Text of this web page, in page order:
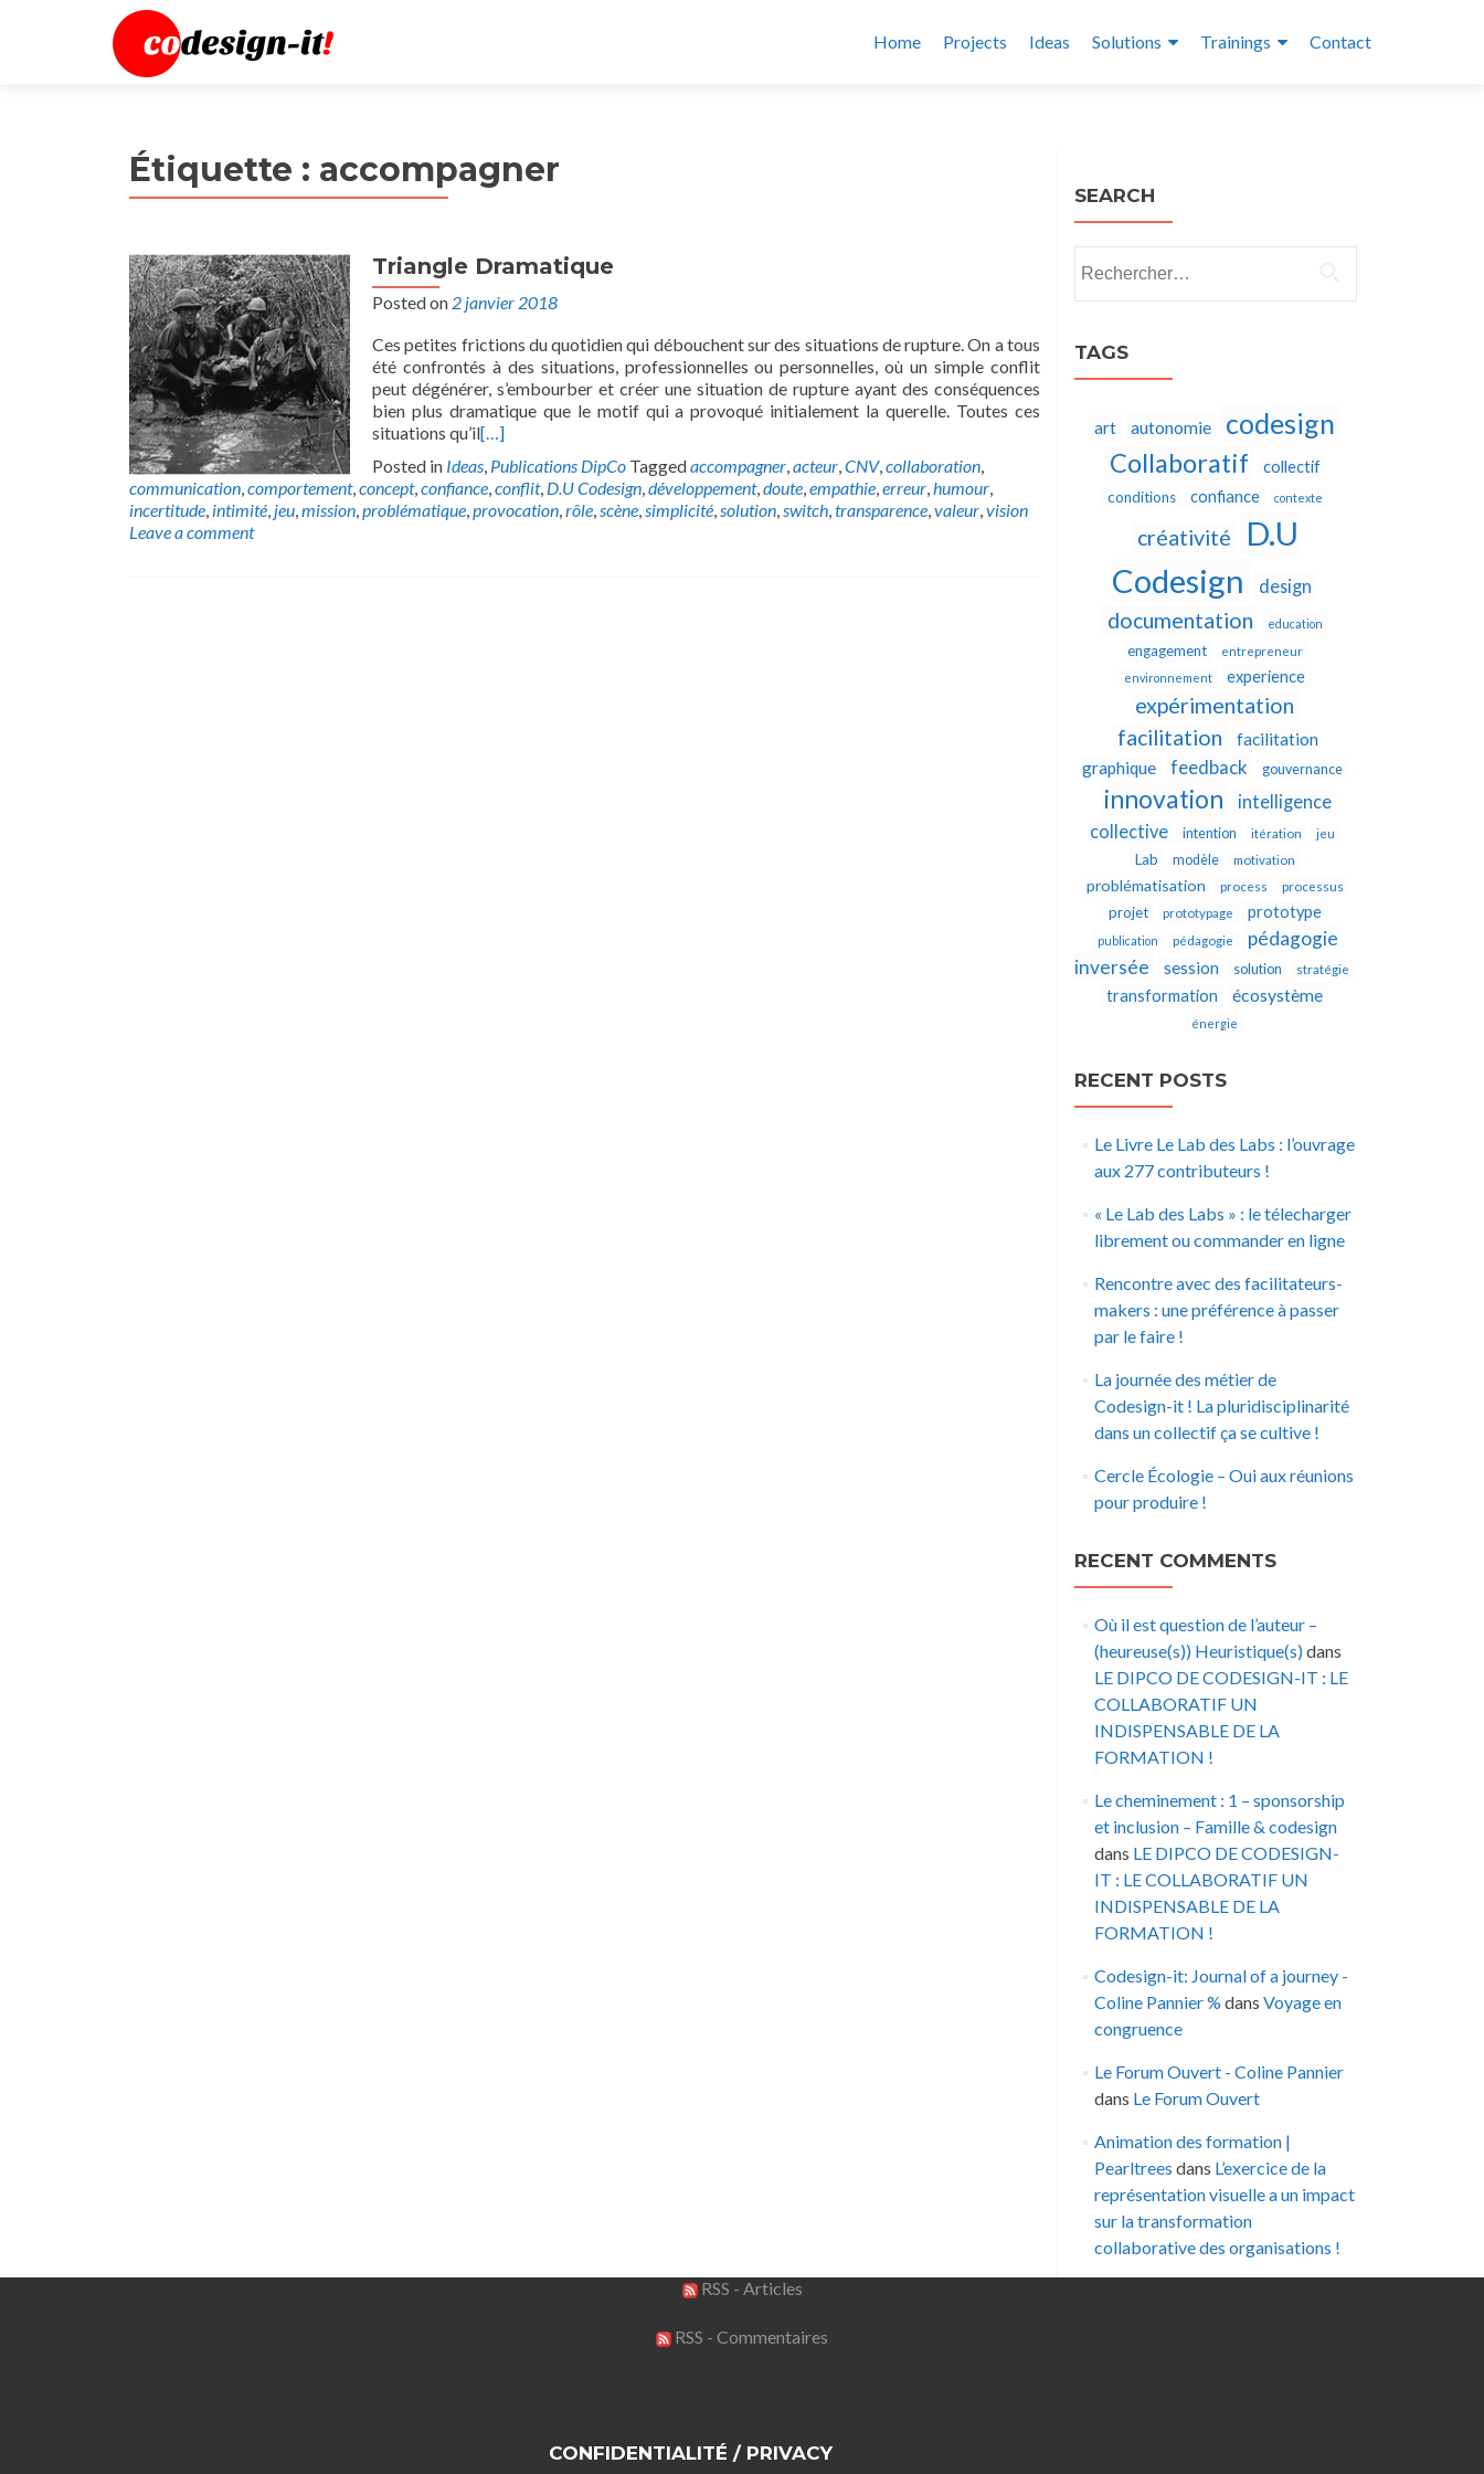
Home Projects Ideas Solutions Trainings Contact
Étiquette : accompagner
Triangle Dramatique
Posted on 2 janvier 2018
Ces petites frictions du quotidien qui débouchent sur des situations de rupture. On a tous
été confrontés à des situations, professionnelles ou personnelles, où un simple conflit
peut dégénérer, s’embourber et créer une situation de rupture ayant des conséquences
bien plus dramatique que le motif qui a provoqué initialement la querelle. Toutes ces
situations qu’il[…]
Posted in Ideas, Publications DipCo Taggedaccompagner,acteur,CNV,collaboration,
communication,comportement,concept,confiance,conflit, D.U Codesign,développement,doute,empathie,erreur,humour,
incertitude, intimité, jeu,mission,problématique,provocation,rôle,scène,simplicité,solution,switch,transparence,valeur,vision
Leave a comment
SEARCH
TAGS
art autonomie codesign
Collaboratif collectif
conditions confiance contexte
créativité
D.U
Codesign
design
documentation education
engagement
entrepreneur
environnement
experience
expérimentation
facilitation
facilitation
graphique
feedback gouvernance
innovation
intelligence
collective
intention itération jeu
Lab modèle motivation
problématisation process processus
projet prototypage prototype
publication pédagogie
pédagogie
inversée
session solution stratégie
transformation écosystème
énergie
RECENT POSTS
Le Livre Le Lab des Labs : l’ouvrage
aux 277 contributeurs !
« Le Lab des Labs » : le télecharger
librement ou commander en ligne
Rencontre avec des facilitateurs-
makers : une préférence à passer
par le faire !
La journée des métier de
Codesign-it ! La pluridisciplinarité
dans un collectif ça se cultive !
Cercle Écologie – Oui aux réunions
pour produire !
RECENT COMMENTS
Où il est question de l’auteur –
(heureuse(s)) Heuristique(s)dans
LE DIPCO DE CODESIGN-IT : LE
COLLABORATIF UN
INDISPENSABLE DE LA
FORMATION !
Le cheminement : 1 – sponsorship
et inclusion – Famille & codesign
dans LE DIPCO DE CODESIGN-
IT : LE COLLABORATIF UN
INDISPENSABLE DE LA
FORMATION !
Codesign-it: Journal of a journey -
Coline Pannier % dans Voyage en
congruence
Le Forum Ouvert - Coline Pannier
dans Le Forum Ouvert
Animation des formation |
Pearltrees dans L’exercice de la
représentation visuelle a un impact
sur la transformation
collaborative des organisations !
RSS - Articles
RSS - Commentaires
CONFIDENTIALITÉ / PRIVACY